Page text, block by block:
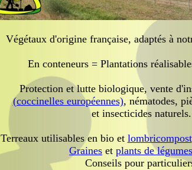
Végétaux d'origine française, adaptés à
En conteneurs = Plantations
Protection et lutte biologique, vente
(coccinelles européennes), nématodes,
et insecticides naturels.
Terreaux utilisables en bio et lombricompost
Graines et plants de
Conseils pour